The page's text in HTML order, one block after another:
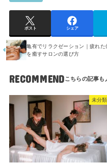
ポスト シェア
亀有でリラクゼーション｜疲れた
を癒すサロンの選び方
RECOMMEND
未分類